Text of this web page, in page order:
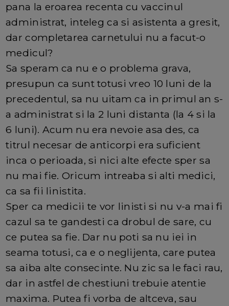
pana la eroarea recenta cu vaccinul
administrat, inteleg ca si asistenta a gresit,
dar completarea carnetului nu a facut-o
medicul?
Sa speram ca nu e o problema grava,
presupun ca sunt totusi vreo 10 luni de la
precedentul, sa nu uitam ca in primul an s-
a administrat si la 2 luni distanta (la 4 si la
6 luni). Acum nu era nevoie asa des, ca
titrul necesar de anticorpi era suficient
inca o perioada, si nici alte efecte sper sa
nu mai fie. Oricum intreaba si alti medici,
ca sa fii linistita.
Sper ca medicii te vor linisti si nu v-a mai fi
cazul sa te gandesti ca drobul de sare, cu
ce putea sa fie. Dar nu poti sa nu iei in
seama totusi, ca e o neglijenta, care putea
sa aiba alte consecinte. Nu zic sa le faci rau,
dar in astfel de chestiuni trebuie atentie
maxima. Putea fi vorba de altceva, sau